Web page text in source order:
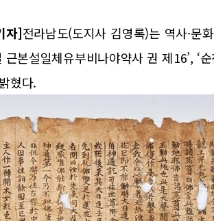
자]전라남도(도지사 김영록)는 역사·문
본설일체유부비나야약사 권 제16’, ‘
혔다.